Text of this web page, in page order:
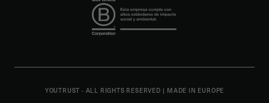
YOUTRUST - ALL RIGHTS RESERVED | MADE IN EUROPE